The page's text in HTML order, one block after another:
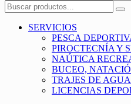
SERVICIOS
PESCA
PIROCTECNÍA Y
NAÚTICA
BUCEO,
TRAJES DE
LICENCIAS